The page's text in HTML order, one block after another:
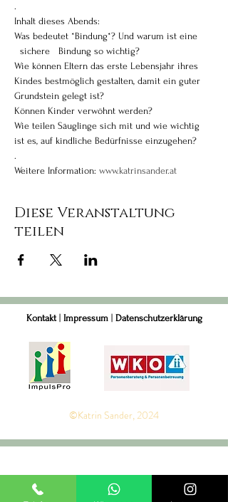
.
Inhalt dieses Abends:
Was bedeutet *Bindung*? Und warum ist eine
sichere   Bindung so wichtig?
Wie können Eltern das erste Lebensjahr ihres
Kindes bestmöglich gestalten, damit ein guter
Grundstein gelegt ist?
Können Kinder verwöhnt werden?
Wie teilen Säuglinge sich mit und wie wichtig
ist es, auf kindliche Bedürfnisse einzugehen?
.
Weitere Information: www.katrinsander.at
Diese Veranstaltung
teilen
Kontakt Impressum Datenschutzerklärung
©Katrin Sander, 2024
BERATUNG